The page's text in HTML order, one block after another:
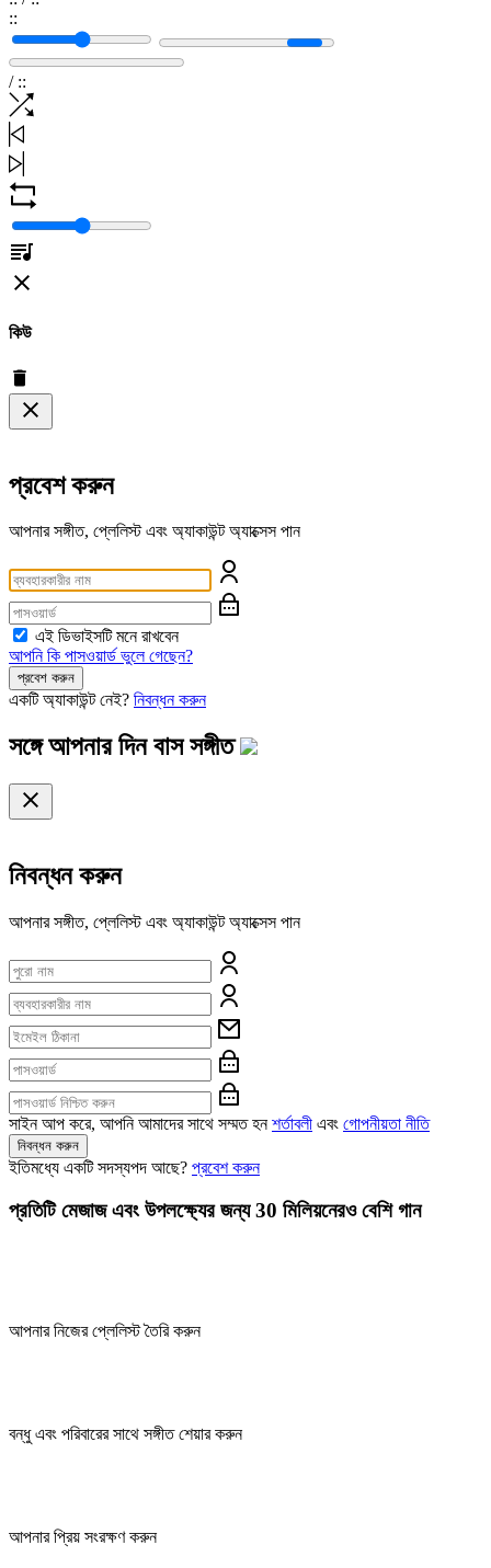
::
/ ::
কিউ
প্রবেশ করুন
আপনার সঙ্গীত, প্লেলিস্ট এবং অ্যাকাউন্ট অ্যাক্সেস পান
এই ডিভাইসটি মনে রাখবেন
আপনি কি পাসওয়ার্ড ভুলে গেছেন?
প্রবেশ করুন
একটি অ্যাকাউন্ট নেই? নিবন্ধন করুন
সঙ্গে আপনার দিন বাসসঙ্গীত
নিবন্ধন করুন
আপনার সঙ্গীত, প্লেলিস্ট এবং অ্যাকাউন্ট অ্যাক্সেস পান
সাইন আপ করে, আপনি আমাদের সাথে সম্মত হন শর্তাবলী এবং গোপনীয়তা নীতি
নিবন্ধন করুন
ইতিমধ্যে একটি সদস্যপদ আছে? প্রবেশ করুন
প্রতিটি মেজাজ এবং উপলক্ষ্যের জন্য 30 মিলিয়নেরও বেশি গান
আপনার নিজের প্লেলিস্ট তৈরি করুন
বন্ধু এবং পরিবারের সাথে সঙ্গীত শেয়ার করুন
আপনার প্রিয় সংরক্ষণ করুন